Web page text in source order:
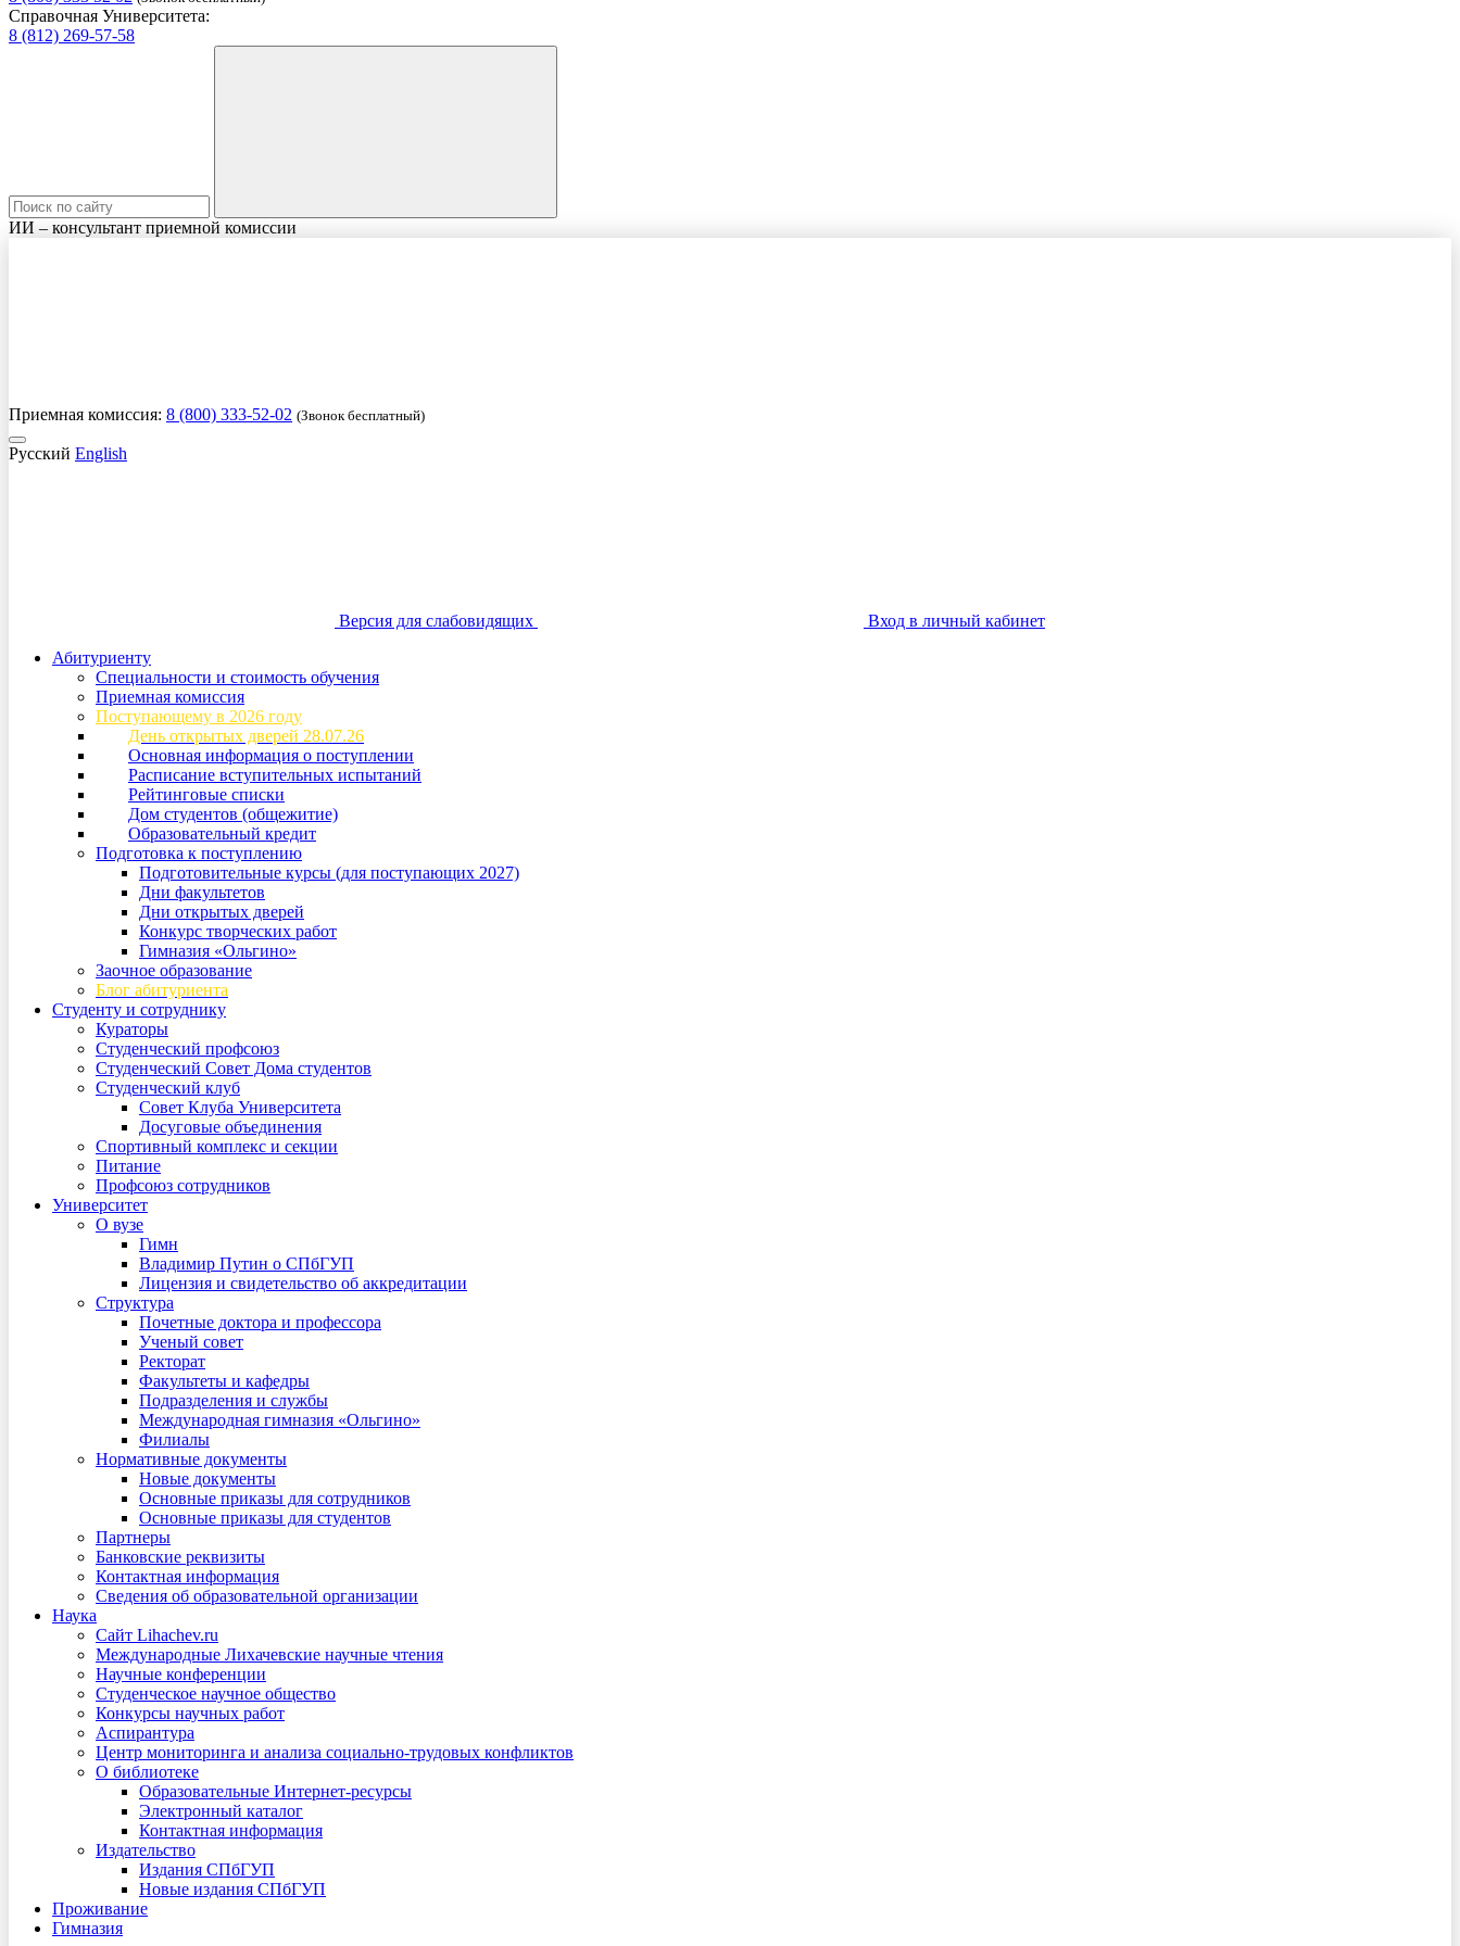
Справочная Университета:
8 (812) 269-57-58
ИИ – консультант приемной комиссии
Приемная комиссия: 8 (800) 333-52-02 (Звонок бесплатный)
Русский English
Версия для слабовидящих
Вход в личный кабинет
Абитуриенту
Специальности и стоимость обучения
Приемная комиссия
Поступающему в 2026 году
День открытых дверей 28.07.26
Основная информация о поступлении
Расписание вступительных испытаний
Рейтинговые списки
Дом студентов (общежитие)
Образовательный кредит
Подготовка к поступлению
Подготовительные курсы (для поступающих 2027)
Дни факультетов
Дни открытых дверей
Конкурс творческих работ
Гимназия «Ольгино»
Заочное образование
Блог абитуриента
Студенту и сотруднику
Кураторы
Студенческий профсоюз
Студенческий Совет Дома студентов
Студенческий клуб
Совет Клуба Университета
Досуговые объединения
Спортивный комплекс и секции
Питание
Профсоюз сотрудников
Университет
О вузе
Гимн
Владимир Путин о СПбГУП
Лицензия и свидетельство об аккредитации
Структура
Почетные доктора и профессора
Ученый совет
Ректорат
Факультеты и кафедры
Подразделения и службы
Международная гимназия «Ольгино»
Филиалы
Нормативные документы
Новые документы
Основные приказы для сотрудников
Основные приказы для студентов
Партнеры
Банковские реквизиты
Контактная информация
Сведения об образовательной организации
Наука
Сайт Lihachev.ru
Международные Лихачевские научные чтения
Научные конференции
Студенческое научное общество
Конкурсы научных работ
Аспирантура
Центр мониторинга и анализа социально-трудовых конфликтов
О библиотеке
Образовательные Интернет-ресурсы
Электронный каталог
Контактная информация
Издательство
Издания СПбГУП
Новые издания СПбГУП
Проживание
Гимназия